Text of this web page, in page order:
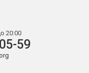
20:00
59